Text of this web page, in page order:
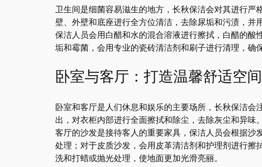
卫生间是细菌容易滋生的地方，长秋保洁会对其进行
壁、外壁和底座进行全方位清洁，去除尿垢和污渍，并
保洁人员会用白醋和水的混合溶液进行擦拭，白醋的
垢和霉菌，会用专业的瓷砖清洁剂和刷子进行清理，确
卧室与客厅：打造温馨舒适空间
卧室和客厅是人们休息和娱乐的主要场所，长秋保洁
出，对衣柜内部进行全面擦拭和除尘，去除灰尘和异味
客厅的沙发是接待客人的重要家具，保洁人员会根据
处理；对于皮质沙发，会用皮革清洁剂和护理剂进行
洗和打蜡或抛光处理，使地面更加光滑亮丽。